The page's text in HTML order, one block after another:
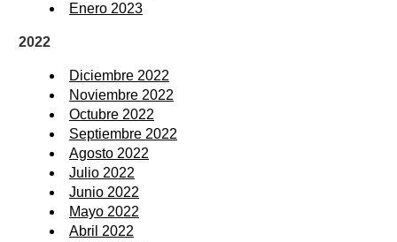
Enero 2023
2022
Diciembre 2022
Noviembre 2022
Octubre 2022
Septiembre 2022
Agosto 2022
Julio 2022
Junio 2022
Mayo 2022
Abril 2022